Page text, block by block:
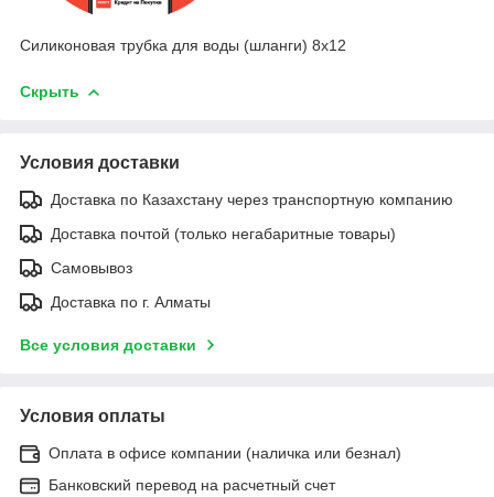
Силиконовая трубка для воды (шланги) 8х12
Скрыть
Условия доставки
Доставка по Казахстану через транспортную компанию
Доставка почтой (только негабаритные товары)
Самовывоз
Доставка по г. Алматы
Все условия доставки
Условия оплаты
Оплата в офисе компании (наличка или безнал)
Банковский перевод на расчетный счет